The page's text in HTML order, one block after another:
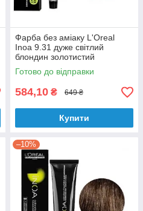
Фарба без аміаку L'Oreal
Inoa 9.31 дуже світлий
блондин золотистий
попелястий 60 мл
Готово до відправки
584,10 ₴ 649 ₴
Купити
–10%